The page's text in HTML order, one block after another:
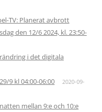
TV: Planerat avbrott
den 12/6 2024, kl. 23:50-
i det digitala
9 kl 04:00-06:00
2020-09-
mellan 9:e och 10:e